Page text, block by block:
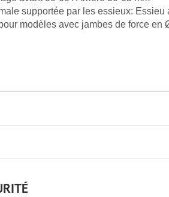
supportée par les essieux: Essieu
modèles avec jambes de force en